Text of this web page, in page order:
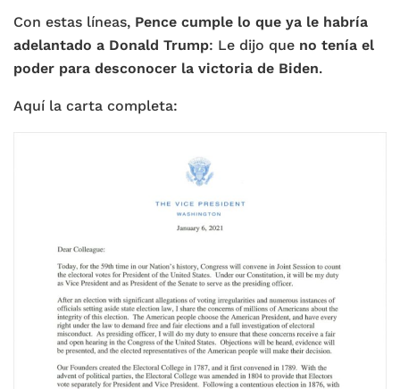
Con estas líneas, Pence cumple lo que ya le habría
adelantado a Donald Trump: Le dijo que no tenía el
poder para desconocer la victoria de Biden.
Aquí la carta completa: